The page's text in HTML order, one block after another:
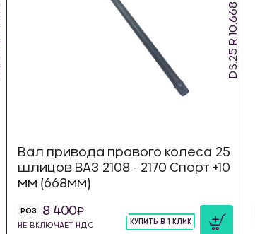
DS.25.R.10.668
Вал привода правого колеса 25
шлицов ВАЗ 2108 - 2170 Спорт +10
мм (668мм)
РОЗ 8 400
НЕ ВКЛЮЧАЕТ НДС КУПИТЬ В 1 КЛИК